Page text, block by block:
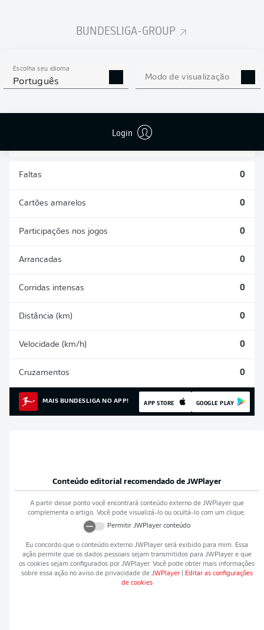
BUNDESLIGA-GROUP
Escolha seu idioma
Português Modo de visualização
Login
ESTATÍSTICAS DA
TEMPORADA 2024/2025
ÁREAS
Faltas 0
Cartões amarelos 0
Participações nos jogos 0
Arrancadas 0
Corridas intensas 0
Distância (km) 0
Velocidade (km/h) 0
Cruzamentos 0
MAIS BUNDESLIGA NO APP! APP STORE GOOGLE PLAY
Conteúdo editorial recomendado de JWPlayer
A partir desse ponto você encontrará conteúdo externo de JWPlayerque
complementa o artigo. Você pode visualizá-lo ou ocultá-lo com um clique.
Permitir JWPlayerconteúdo
Eu concordo que o conteúdo externo JWPlayerserá exibido para mim. Essa
ação permite que os dados pessoais sejam transmitidos para JWPlayere que
os cookies sejam configurados por JWPlayer. Você pode obter mais informações
sobre essa ação no aviso de privacidade de JWPlayer
Editar as configurações
de cookies